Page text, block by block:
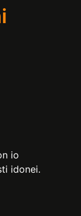
io
idonei.